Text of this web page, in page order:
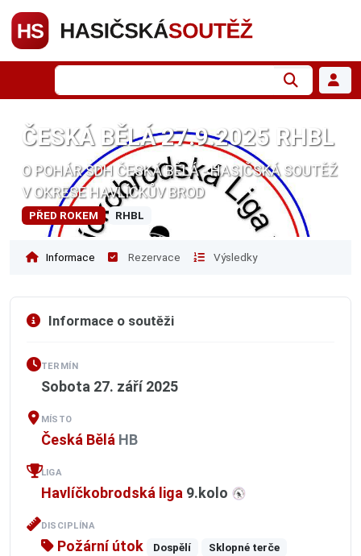
ČESKÁ BĚLÁ 27.9.2025 RHBL
O POHÁR SDH ČESKÁ BĚLÁ - HASIČSKÁ SOUTĚŽ
V OKRESE HAVLÍČKŮV BROD
PŘED ROKEM RHBL
Informace Rezervace Výsledky
Informace o soutěži
TERMÍN
Sobota 27. září 2025
MÍSTO
Česká Bělá HB
LIGA
Havlíčkobrodská liga 9.kolo
DISCIPLÍNA
Požární útok Dospělí Sklopné terče